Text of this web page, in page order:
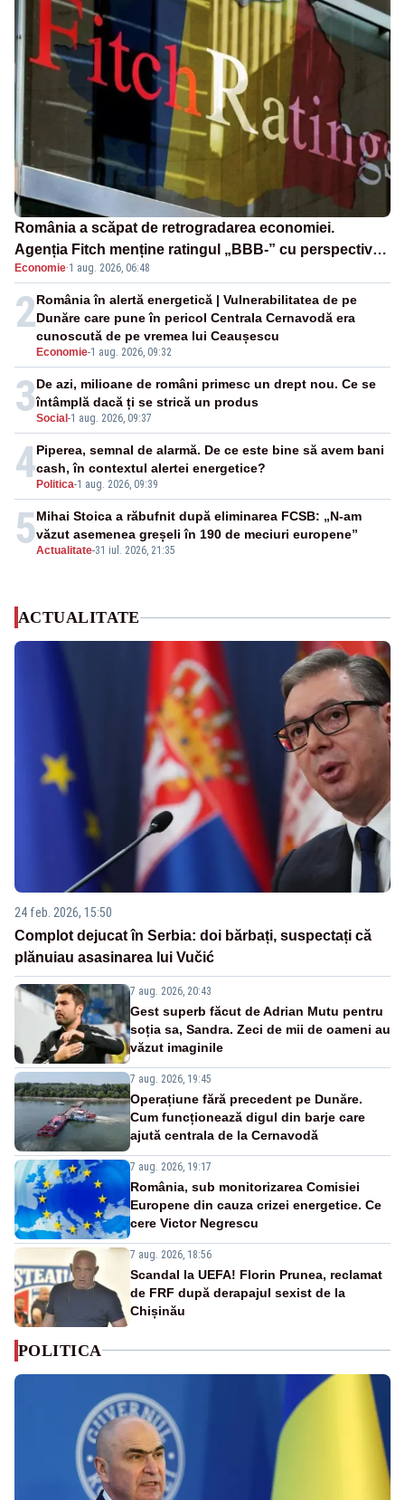
România a scăpat de retrogradarea economiei.
Agenția Fitch menține ratingul „BBB-” cu perspectivă
negativă
Economie·1 aug. 2026, 06:48
2
Economie-1 aug. 2026, 09:32
România în alertă energetică | Vulnerabilitatea de pe
Dunăre care pune în pericol Centrala Cernavodă era
cunoscută de pe vremea lui Ceaușescu
3Social -1 aug. 2026, 09:37
De azi, milioane de români primesc un drept nou. Ce se
întâmplă dacă ți se strică un produs
4 Politica-1 aug. 2026, 09:39
Piperea, semnal de alarmă. De ce este bine să avem bani
cash, în contextul alertei energetice?
5Actualitate-31 iul. 2026, 21:35
Mihai Stoica a răbufnit după eliminarea FCSB: „N-am
văzut asemenea greșeli în 190 de meciuri europene”
ACTUALITATE
24 feb. 2026, 15:50
Complot dejucat în Serbia: doi bărbați, suspectați că
plănuiau asasinarea lui Vučić
7 aug. 2026, 20:43
Gest superb făcut de Adrian Mutu pentru
soția sa, Sandra. Zeci de mii de oameni au
văzut imaginile
7 aug. 2026, 19:45
Operațiune fără precedent pe Dunăre.
Cum funcționează digul din barje care
ajută centrala de la Cernavodă
7 aug. 2026, 19:17
România, sub monitorizarea Comisiei
Europene din cauza crizei energetice. Ce
cere Victor Negrescu
7 aug. 2026, 18:56
Scandal la UEFA! Florin Prunea, reclamat
de FRF după derapajul sexist de la
Chișinău
POLITICA